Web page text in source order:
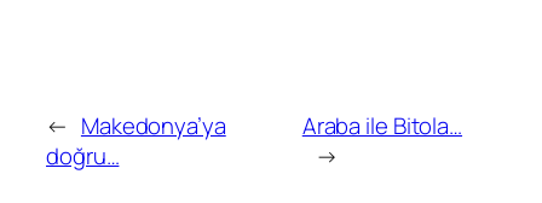
← Makedonya’ya
doğru…
Araba ile Bitola…
→